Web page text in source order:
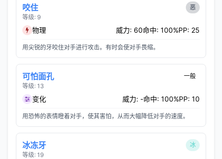
咬住
等级: 9
恶
物理 威力: 60命中: 100%PP: 25
用尖锐的牙咬住对手进行攻击。有时会使对手畏缩。
可怕面孔
等级: 13
一般
变化 威力: -命中: 100%PP: 10
用恐怖的表情瞪着对手，使其害怕，从而大幅降低对手的速度。
冰冻牙
等级: 19
冰